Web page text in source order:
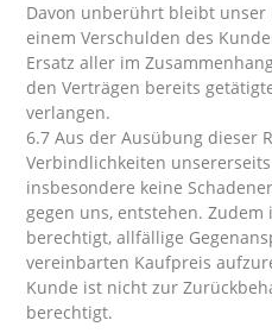
Davon unberührt bleibt unser
einem Verschulden des
Ersatz aller im
den Verträgen bereits
verlangen.
6.7 Aus der Ausübung dieser
Verbindlichkeiten
insbesondere keine
gegen uns, entstehen.
berechtigt, allfällige
vereinbarten Kaufpreis
Kunde ist nicht zur
berechtigt.